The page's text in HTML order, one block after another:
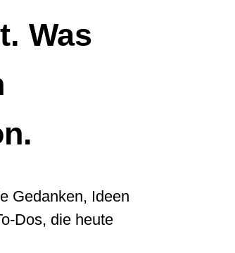
Was
Gedanken, Ideen
Dos, die heute